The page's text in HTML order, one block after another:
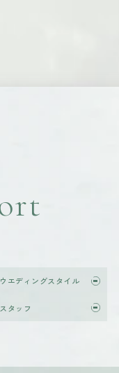
ウエディングスタイル
スタッフ